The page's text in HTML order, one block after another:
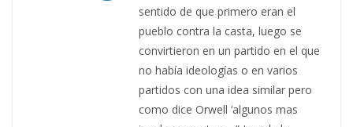
sentido de que primero eran el
pueblo contra la casta, luego se
convirtieron en un partido en el que
no había ideologías o en varios
partidos con una idea similar pero
como dice Orwell ‘algunos mas